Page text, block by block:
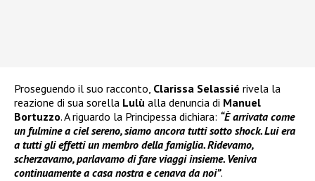
Proseguendo il suo racconto, Clarissa Selassié rivela la
reazione di sua sorella Lulù alla denuncia di Manuel
Bortuzzo. A riguardo la Principessa dichiara: “È arrivata come
un fulmine a ciel sereno, siamo ancora tutti sotto shock. Lui era
a tutti gli effetti un membro della famiglia. Ridevamo,
scherzavamo, parlavamo di fare viaggi insieme. Veniva
continuamente a casa nostra e cenava da noi”.